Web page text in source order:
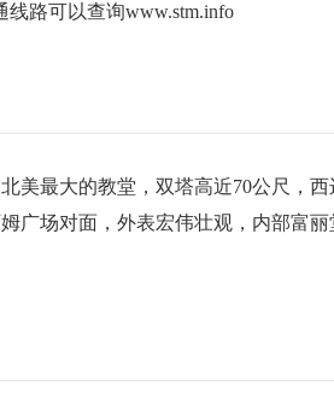
线路可以查询www.stm.info
美最大的教堂，双塔高近70公尺，
广场对面，外表宏伟壮观，内部富